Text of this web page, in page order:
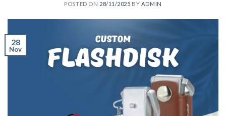
POSTED ON 28/11/2025 BY ADMIN
28
Nov